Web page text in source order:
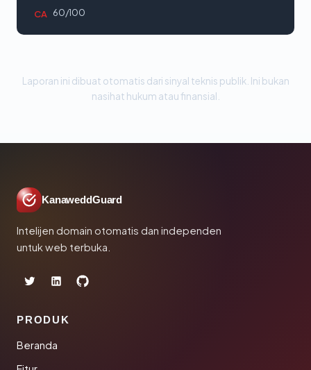
CA 60/100
Laporan ini dibuat otomatis dari sinyal teknis publik. Ini bukan
nasihat hukum atau finansial.
KanaweddGuard
Intelijen domain otomatis dan independen
untuk web terbuka.
PRODUK
Beranda